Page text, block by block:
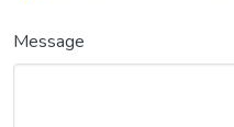
Message